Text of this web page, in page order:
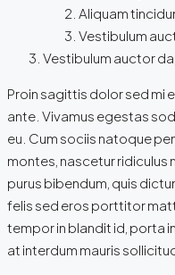
Aliquam
Vestibulum
Vestibulum auctor
Proin sagittis dolor sed mi
ante. Vivamus egestas
eu. Cum sociis natoque
montes, nascetur ridiculus
purus bibendum, quis
felis sed eros porttitor
tempor in blandit id, porta
at interdum mauris